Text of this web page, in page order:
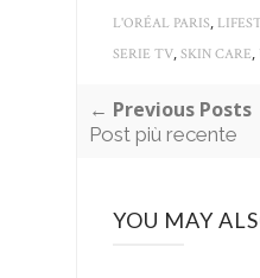
L'ORÉAL PARIS,
SERIE TV, SKIN CARE,
← Previous Posts
Post più recente
YOU MAY